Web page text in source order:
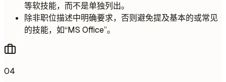
等软技能，而不是单独列出。
除非职位描述中明确要求，否则避免提及基本的或常见
的技能，如“MS Office”。
04